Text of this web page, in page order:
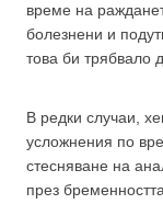
време на
болезнени и
това би трябвало
В редки случаи,
усложнения по
стесняване на
през